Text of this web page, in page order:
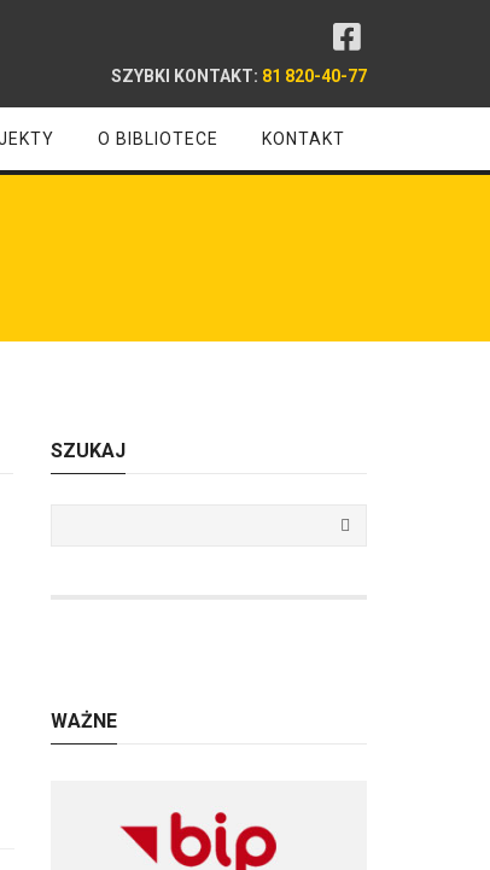
SZYBKI KONTAKT: 81 820-40-77
O BIBLIOTECE KONTAKT
SZUKAJ
WAŻNE